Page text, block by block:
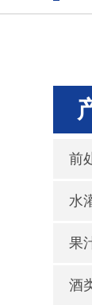
前
水
酒